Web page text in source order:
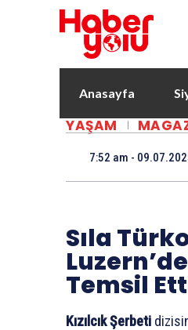
Anasayfa
YAŞAM
7:52 am -
Sıla
Temsil
Kızılcık Şerbeti